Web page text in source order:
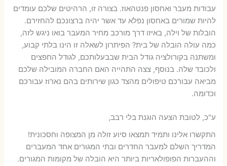
עבודות מעבר ואחסון פנטהאוז. בצורה זו, הרהיטים שלכם עומדים
להיות שמורים באחסון נפלא עד אשר יהיה ברצונכם להחזירם.
הובלות של וילה, באיזו דרך מורכב מחיר המעבר בואו ניגש לזה,
כמה עולה הובלה של בית? הפיתרון לשאלה זו הינו בלתי קבוע,
ומשתנה בקורולציה גודל הבית שבבעלותכם, לגודל החפצים
ולכובד שלה. בנוסף, צצה התהייה האם החברה המובילה שלכם
מביאה עבורכם טיפולים מהצד כגון שירותים בהם נארוז עבורכם
וכדומה.
ע"כ, לטובת הצעה הוגנת בלי רבב,
התקשרו אלינו ותמיד תמצאו סיוע זולה מן המצופה וחסכונית!
המדריך השלם למעבר החדרים ובתי המגורים אחד המעברים
וההעברות הפופולאריות ביותר היא הובלה של מקומות המגורים.